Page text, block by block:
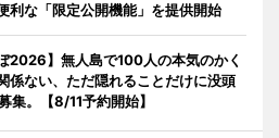
利な「限定公開機能」を提供開始
2026】無人島で100人の本気のかく
係ない、ただ隠れることだけに没頭
集。【8/11予約開始】